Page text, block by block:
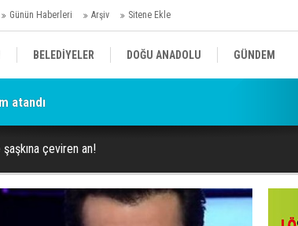
Günün Haberleri Arşiv Sitene Ekle
BELEDİYELER DOĞU ANADOLU GÜNDEM
AFAD/ SAVAŞ
SANAT//MAĞAZİN
çeviren an!